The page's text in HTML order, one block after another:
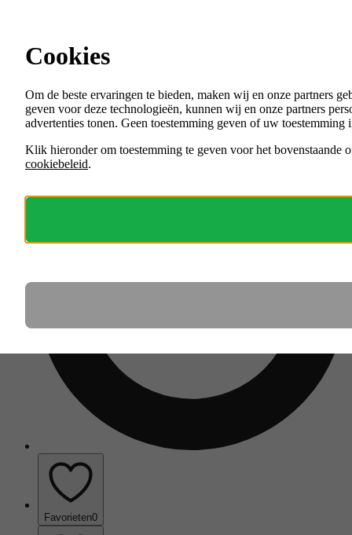
Menu
VACATURES
ORGANISATIES
Favorieten0
Cookies
Om de beste ervaringen te bieden, maken wij en onze partners
geven voor deze technologieën, kunnen wij en onze partners
advertenties tonen. Geen toestemming geven of uw
Klik hieronder om toestemming te geven voor het bovenstaande
cookiebeleid.